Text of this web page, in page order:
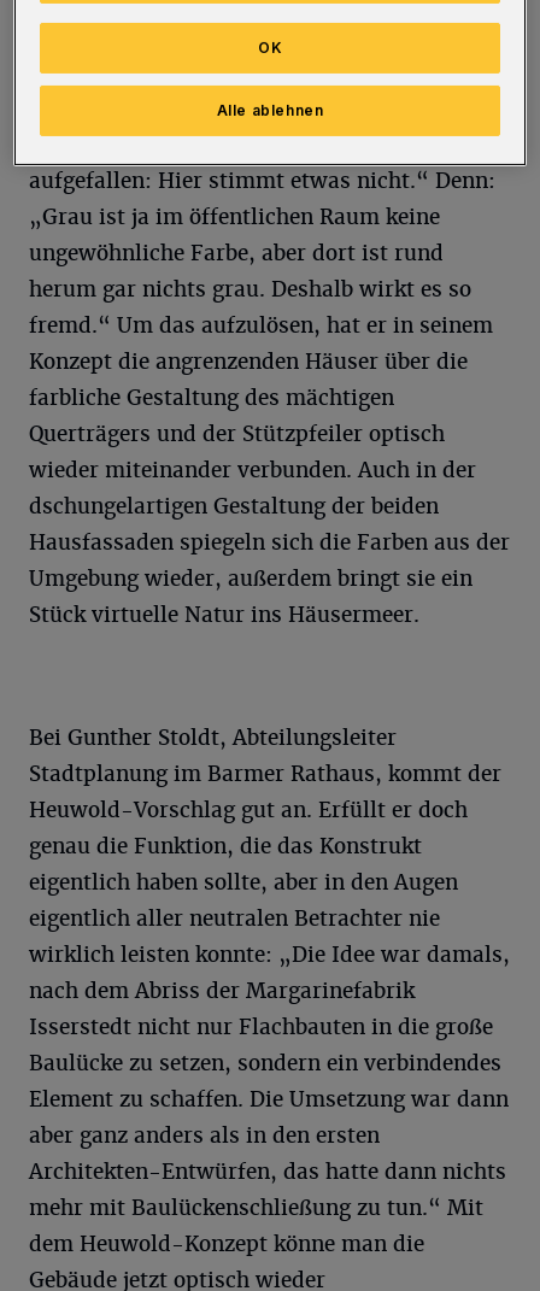
Vorher hatte sich Heuwold ausführlich mit
dem Konstrukt und dessen Umfeld
beschäftigt. „Mir ist, genau wie
wahrscheinlich den meisten Laien, direkt
aufgefallen: Hier stimmt etwas nicht.“ Denn:
„Grau ist ja im öffentlichen Raum keine
ungewöhnliche Farbe, aber dort ist rund
herum gar nichts grau. Deshalb wirkt es so
fremd.“ Um das aufzulösen, hat er in seinem
Konzept die angrenzenden Häuser über die
farbliche Gestaltung des mächtigen
Querträgers und der Stützpfeiler optisch
wieder miteinander verbunden. Auch in der
dschungelartigen Gestaltung der beiden
Hausfassaden spiegeln sich die Farben aus der
Umgebung wieder, außerdem bringt sie ein
Stück virtuelle Natur ins Häusermeer.
Bei Gunther Stoldt, Abteilungsleiter
Stadtplanung im Barmer Rathaus, kommt der
Heuwold-Vorschlag gut an. Erfüllt er doch
genau die Funktion, die das Konstrukt
eigentlich haben sollte, aber in den Augen
eigentlich aller neutralen Betrachter nie
wirklich leisten konnte: „Die Idee war damals,
nach dem Abriss der Margarinefabrik
Isserstedt nicht nur Flachbauten in die große
Baulücke zu setzen, sondern ein verbindendes
Element zu schaffen. Die Umsetzung war dann
aber ganz anders als in den ersten
Architekten-Entwürfen, das hatte dann nichts
mehr mit Baulückenschließung zu tun.“ Mit
dem Heuwold-Konzept könne man die
Gebäude jetzt optisch wieder
Alle ablehnen
OK